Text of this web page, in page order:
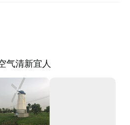
气清新宜人